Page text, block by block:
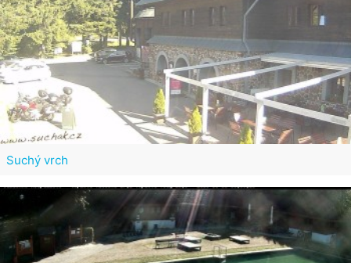
Suchý vrch